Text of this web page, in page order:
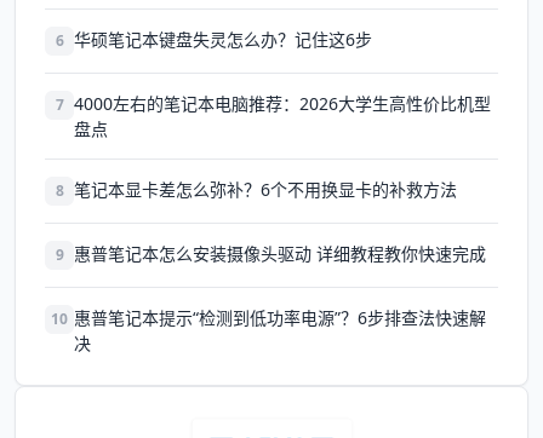
6 华硕笔记本键盘失灵怎么办？记住这6步
7 4000左右的笔记本电脑推荐：2026大学生高性价比机型
盘点
8 笔记本显卡差怎么弥补？6个不用换显卡的补救方法
9 惠普笔记本怎么安装摄像头驱动 详细教程教你快速完成
10 惠普笔记本提示“检测到低功率电源”？6步排查法快速解
决